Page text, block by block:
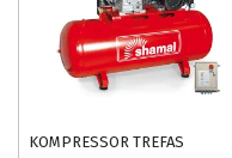
KOMPRESSOR TREFAS